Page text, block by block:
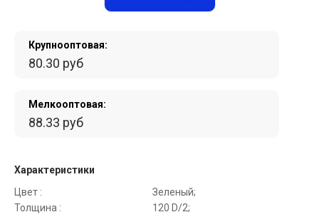
Крупнооптовая:
80.30 руб
Мелкооптовая:
88.33 руб
Характеристики
Цвет :
Зеленый;
Толщина :
120 D/2;